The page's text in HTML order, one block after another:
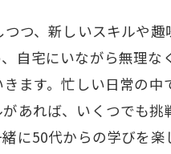
つ、新しいスキルや
自宅にいながら無理な
ます。忙しい日常の
あれば、いくつでも
に50代からの学びを楽